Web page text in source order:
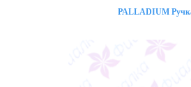
PALLADIUM